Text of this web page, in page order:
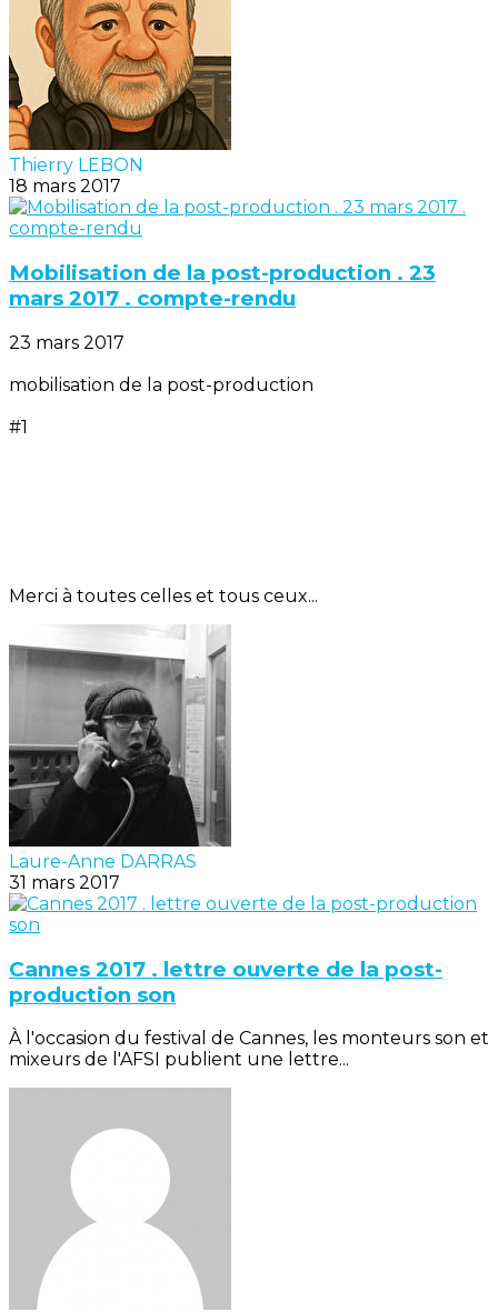
Thierry LEBON
18 mars 2017
Mobilisation de la post-production . 23
mars 2017 . compte-rendu
23 mars 2017
mobilisation de la post-production
#1
Merci à toutes celles et tous ceux...
Laure-Anne DARRAS
31 mars 2017
Cannes 2017 . lettre ouverte de la post-
production son
À l'occasion du festival de Cannes, les monteurs son et
mixeurs de l'AFSI publient une lettre...